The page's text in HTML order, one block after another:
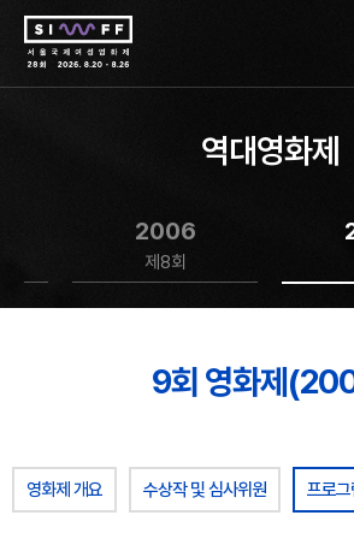
역대영화제
2006
제8회
9회 영화제
영화제 개요 수상작 및 심사위원 프로그